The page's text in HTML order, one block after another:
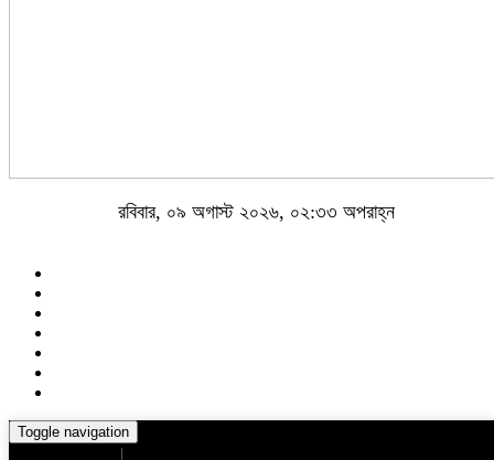
রবিবার, ০৯ অগাস্ট ২০২৬, ০২:৩৩ অপরাহ্ন
Toggle navigation